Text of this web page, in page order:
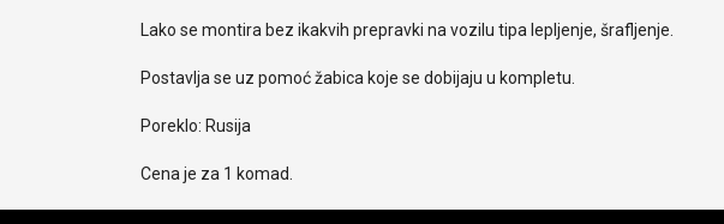
Lako se montira bez ikakvih prepravki na vozilu tipa lepljenje, šrafljenje.
Postavlja se uz pomoć žabica koje se dobijaju u kompletu.
Poreklo: Rusija
Cena je za 1 komad.